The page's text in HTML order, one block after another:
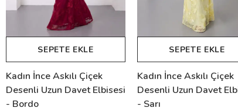
SEPETE EKLE
Kadın İnce Askılı Çiçek
Desenli Uzun Davet Elbisesi
- Bordo
SEPETE EKLE
Kadın İnce Askılı Çiçek
Desenli Uzun Davet
- Sarı